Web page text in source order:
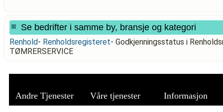
Se bedrifter i samme by, bransje og kategori
Renhold- Renholdsregisteret- Godkjenningsstatus i
TØMRERSERVICE
Andre Tjenester Våre tjenester Informasjon